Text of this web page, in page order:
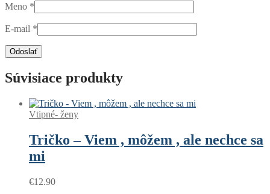
Meno *
E-mail *
Súvisiace produkty
Vtipné- ženy
Tričko – Viem , môžem , ale nechce sa
mi
€12.90